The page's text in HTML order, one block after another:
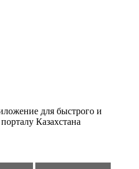
для быстрого и
Казахстана